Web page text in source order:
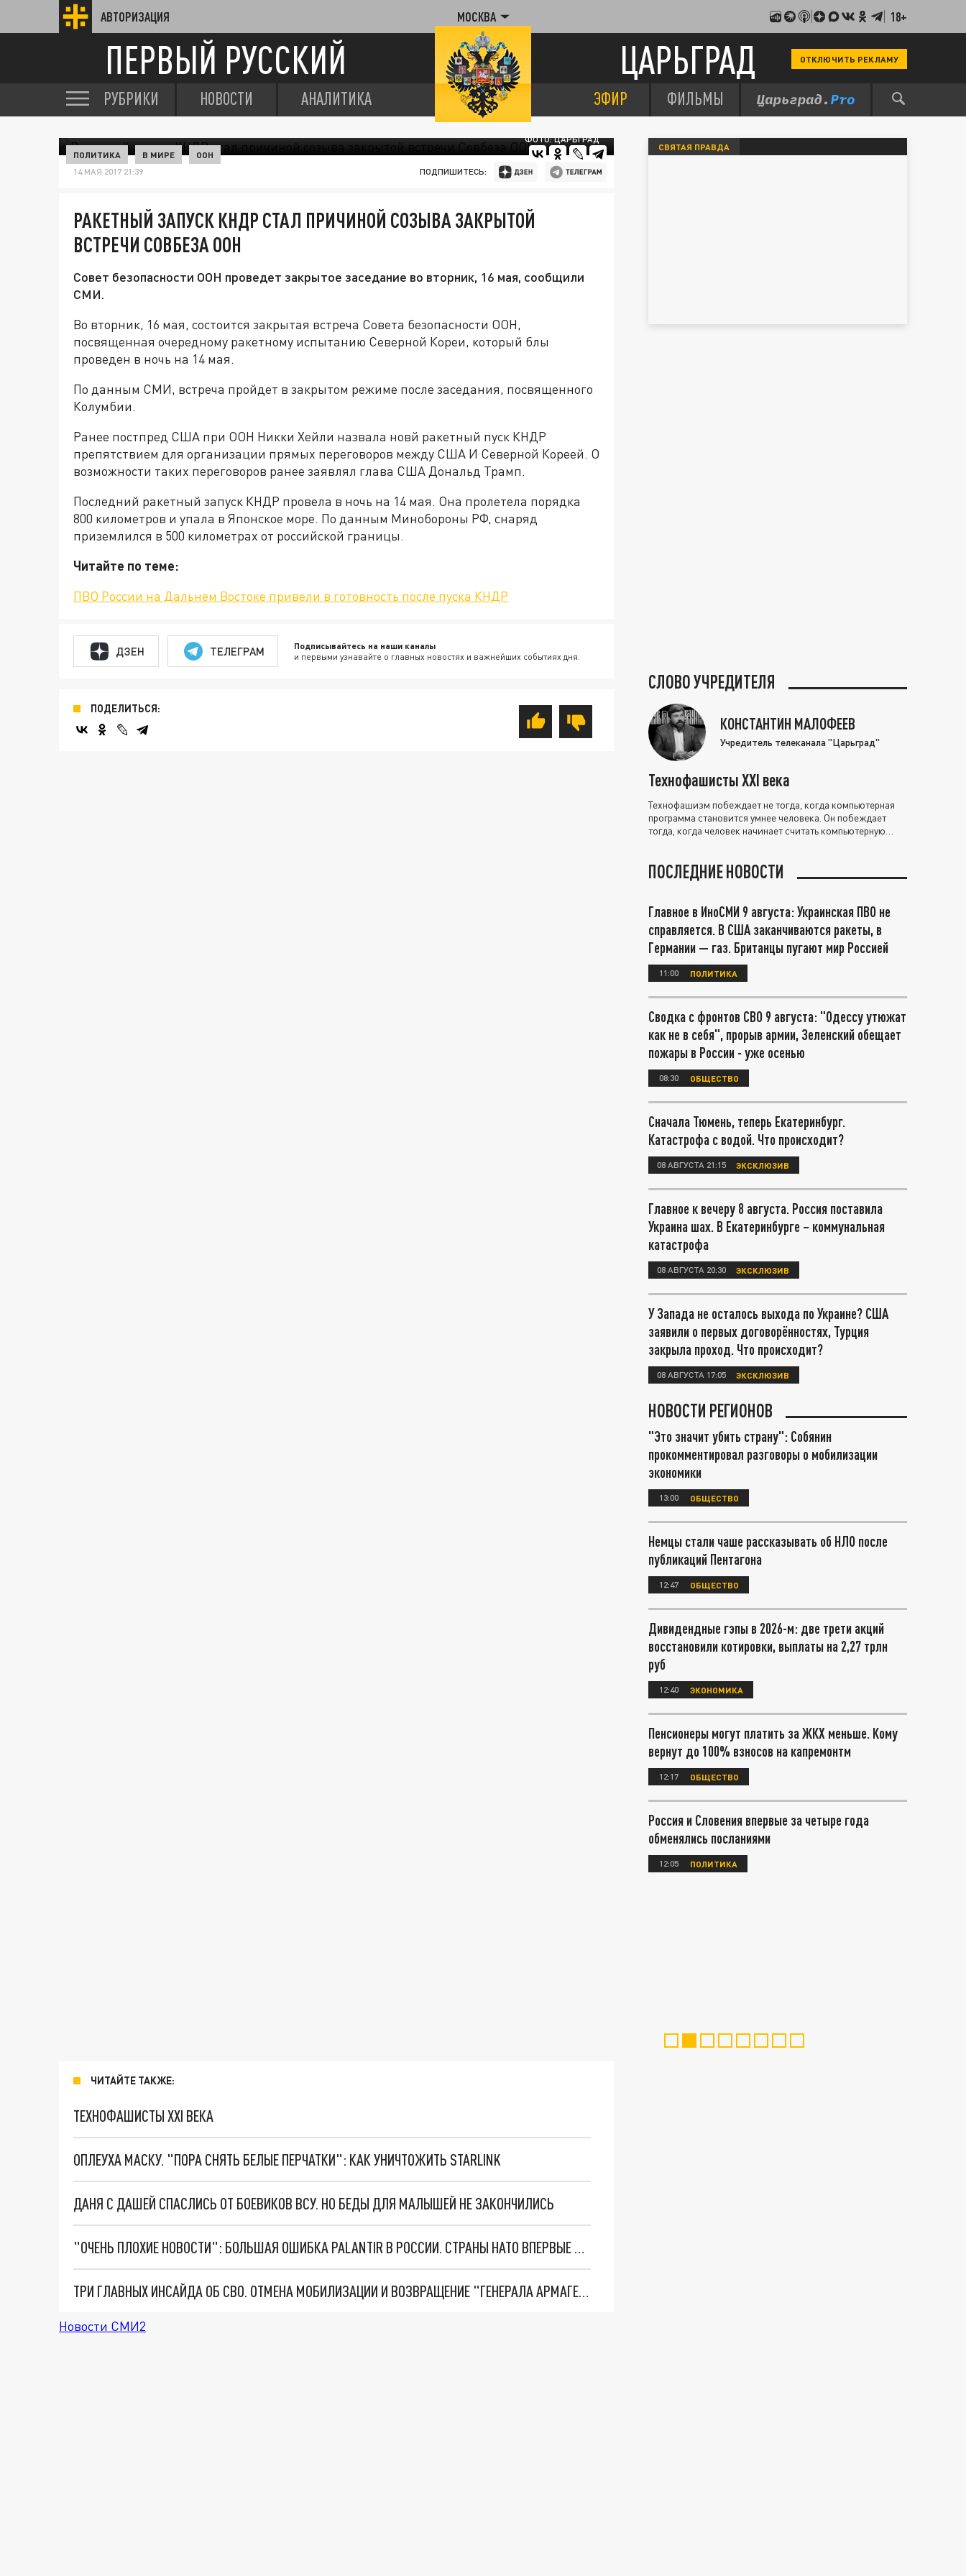
АВТОРИЗАЦИЯ МОСКВА 18+
ПЕРВЫЙ РУССКИЙ ЦАРЬГРАД ОТКЛЮЧИТЬ РЕКЛАМУ
РУБРИКИ НОВОСТИ АНАЛИТИКА ЭФИР ФИЛЬМЫ
ФОТО: ЦАРЬГРАД
ПОЛИТИКА В МИРЕ ООН
14 МАЯ 2017 21:39 ПОДПИШИТЕСЬ:
РАКЕТНЫЙ ЗАПУСК КНДР СТАЛ ПРИЧИНОЙ СОЗЫВА ЗАКРЫТОЙ
ВСТРЕЧИ СОВБЕЗА ООН
Совет безопасности ООН проведет закрытое заседание во вторник, 16 мая, сообщили
СМИ.
Во вторник, 16 мая, состоится закрытая встреча Совета безопасности ООН,
посвященная очередному ракетному испытанию Северной Кореи, который блы
проведен в ночь на 14 мая.
По данным СМИ, встреча пройдет в закрытом режиме после заседания, посвященного
Колумбии.
Ранее постпред США при ООН Никки Хейли назвала новй ракетный пуск КНДР
препятствием для организации прямых переговоров между США И Северной Кореей. О
возможности таких переговоров ранее заявлял глава США Дональд Трамп.
Последний ракетный запуск КНДР провела в ночь на 14 мая. Она пролетела порядка
800 километров и упала в Японское море. По данным Минобороны РФ, снаряд
приземлился в 500 километрах от российской границы.
Читайте по теме:
ПВО России на Дальнем Востоке привели в готовность после пуска КНДР
ДЗЕН ТЕЛЕГРАМ Подписывайтесь на наши каналы
и первыми узнавайте о главных новостях и важнейших событиях дня.
ПОДЕЛИТЬСЯ:
ЧИТАЙТЕ ТАКЖЕ:
ТЕХНОФАШИСТЫ XXI ВЕКА
ОПЛЕУХА МАСКУ. "ПОРА СНЯТЬ БЕЛЫЕ ПЕРЧАТКИ": КАК УНИЧТОЖИТЬ STARLINK
ДАНЯ С ДАШЕЙ СПАСЛИСЬ ОТ БОЕВИКОВ ВСУ. НО БЕДЫ ДЛЯ МАЛЫШЕЙ НЕ ЗАКОНЧИЛИСЬ
"ОЧЕНЬ ПЛОХИЕ НОВОСТИ": БОЛЬШАЯ ОШИБКА PALANTIR В РОССИИ. СТРАНЫ НАТО ВПЕРВЫЕ ЗА СВО ОСТАНОВИЛИ ПОСТАВКИ ОРУЖИЯ. ВСУ ТЕРЯЮТ ПРИГРАНИЧЬЕ?
ТРИ ГЛАВНЫХ ИНСАЙДА ОБ СВО. ОТМЕНА МОБИЛИЗАЦИИ И ВОЗВРАЩЕНИЕ "ГЕНЕРАЛА АРМАГЕДДОНА"? ОТЛИЧНЫЕ НОВОСТИ, КОТОРЫЕ ЖДАЛИ ВСЕ
Новости СМИ2
СВЯТАЯ ПРАВДА
СЛОВО УЧРЕДИТЕЛЯ
КОНСТАНТИН МАЛОФЕЕВ
Учредитель телеканала "Царьград"
Технофашисты XXI века
Технофашизм побеждает не тогда, когда компьютерная
программа становится умнее человека. Он побеждает
тогда, когда человек начинает считать компьютерную
ПОСЛЕДНИЕ НОВОСТИ
Главное в ИноСМИ 9 августа: Украинская ПВО не
справляется. В США заканчиваются ракеты, в
Германии — газ. Британцы пугают мир Россией
11:00 ПОЛИТИКА
Сводка с фронтов СВО 9 августа: "Одессу утюжат
как не в себя", прорыв армии, Зеленский обещает
пожары в России - уже осенью
08:30 ОБЩЕСТВО
Сначала Тюмень, теперь Екатеринбург.
Катастрофа с водой. Что происходит?
08 АВГУСТА 21:15 ЭКСКЛЮЗИВ
Главное к вечеру 8 августа. Россия поставила
Украина шах. В Екатеринбурге – коммунальная
катастрофа
08 АВГУСТА 20:30 ЭКСКЛЮЗИВ
У Запада не осталось выхода по Украине? США
заявили о первых договорённостях, Турция
закрыла проход. Что происходит?
08 АВГУСТА 17:05 ЭКСКЛЮЗИВ
НОВОСТИ РЕГИОНОВ
"Это значит убить страну": Собянин
прокомментировал разговоры о мобилизации
экономики
13:00 ОБЩЕСТВО
Немцы стали чаше рассказывать об НЛО после
публикаций Пентагона
12:47 ОБЩЕСТВО
Дивидендные гэпы в 2026-м: две трети акций
восстановили котировки, выплаты на 2,27 трлн
руб
12:40 ЭКОНОМИКА
Пенсионеры могут платить за ЖКХ меньше. Кому
вернут до 100% взносов на капремонтм
12:17 ОБЩЕСТВО
Россия и Словения впервые за четыре года
обменялись посланиями
12:05 ПОЛИТИКА